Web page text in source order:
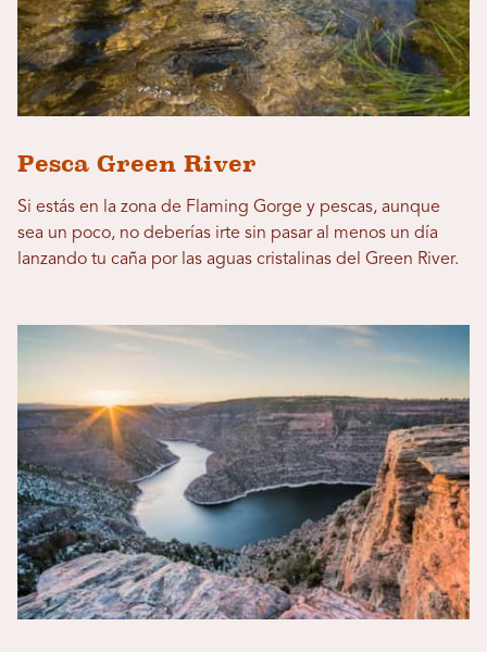
Pesca Green River
Si estás en la zona de Flaming Gorge y pescas, aunque
sea un poco, no deberías irte sin pasar al menos un día
lanzando tu caña por las aguas cristalinas del Green River.